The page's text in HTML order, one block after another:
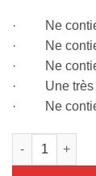
· Ne
· Ne
· Ne
· Une très
· Ne
quantité de